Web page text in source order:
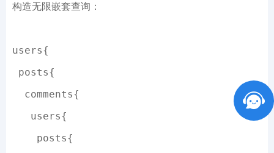
构造无限嵌套查询：
users{
posts{
  comments{
   users{
    posts{